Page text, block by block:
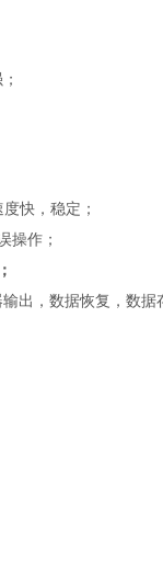
快，稳定；
操作；
出，数据恢复，数据